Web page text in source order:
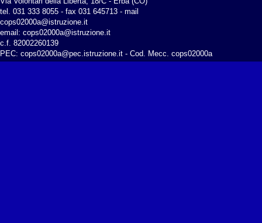
tel. 031 333 8055 - fax 031 645713 - mail
cops02000a@istruzione.it
email: cops02000a@istruzione.it
c.f. 82002260139
PEC: cops02000a@pec.istruzione.it - Cod. Mecc. cops02000a